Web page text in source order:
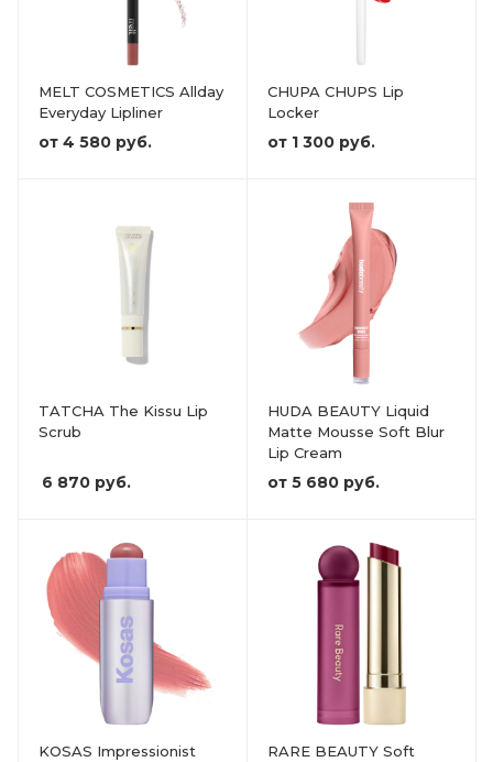
MELT COSMETICS Allday
Everyday Lipliner
от 4 580 руб.
CHUPA CHUPS Lip
Locker
от 1 300 руб.
TATCHA The Kissu Lip
Scrub
6 870 руб.
HUDA BEAUTY Liquid
Matte Mousse Soft Blur
Lip Cream
от 5 680 руб.
KOSAS Impressionist
RARE BEAUTY Soft